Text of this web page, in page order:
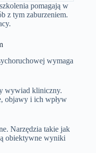
pomagają w
z tym zaburzeniem.
wymaga
wywiad kliniczny.
objawy i ich wpływ
Narzędzia takie jak
obiektywne wyniki